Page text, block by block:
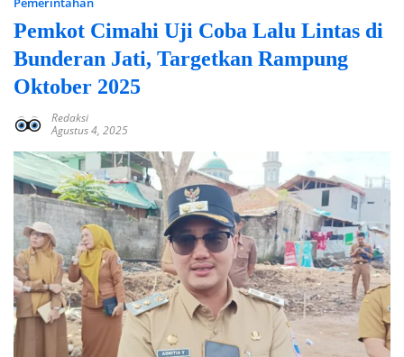
Pemkot Cimahi Uji Coba Lalu Lintas di
Bunderan Jati, Targetkan Rampung
Oktober 2025
Redaksi
Agustus 4, 2025